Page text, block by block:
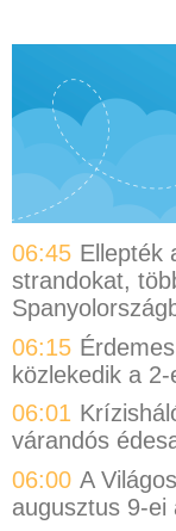
06:45 Ellepték
strandokat,
06:15
közlekedik a
06:01
várandós
06:00 A
augusztus 9-ei